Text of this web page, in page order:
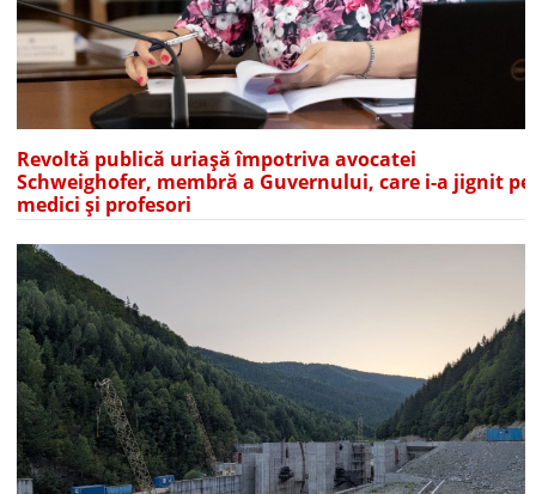
Revoltă publică uriașă împotriva avocatei
Schweighofer, membră a Guvernului, care i-a jignit pe
medici și profesori